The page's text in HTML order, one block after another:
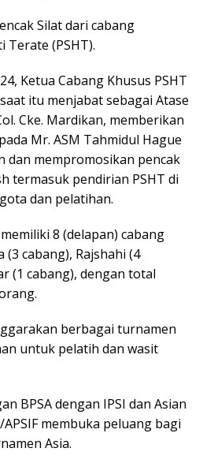
Silat dari cabang
Terate (PSHT).
Ketua Cabang Khusus PSHT
itu menjabat sebagai Atase
Cke. Mardikan, memberikan
Mr. ASM Tahmidul Hague
dan mempromosikan pencak
termasuk pendirian PSHT di
dan pelatihan.
8 (delapan) cabang
cabang), Rajshahi (4
(1 cabang), dengan total
berbagai turnamen
untuk pelatih dan wasit
BPSA dengan IPSI dan Asian
membuka peluang bagi
Asia.